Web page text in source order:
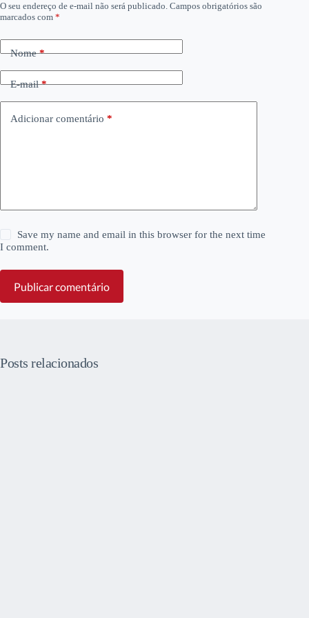
O seu endereço de e-mail não será publicado. Campos obrigatórios são
marcados com *
Nome*
E-mail*
Adicionar comentário *
Save my name and email in this browser for the next time
I comment.
Publicar comentário
Posts relacionados